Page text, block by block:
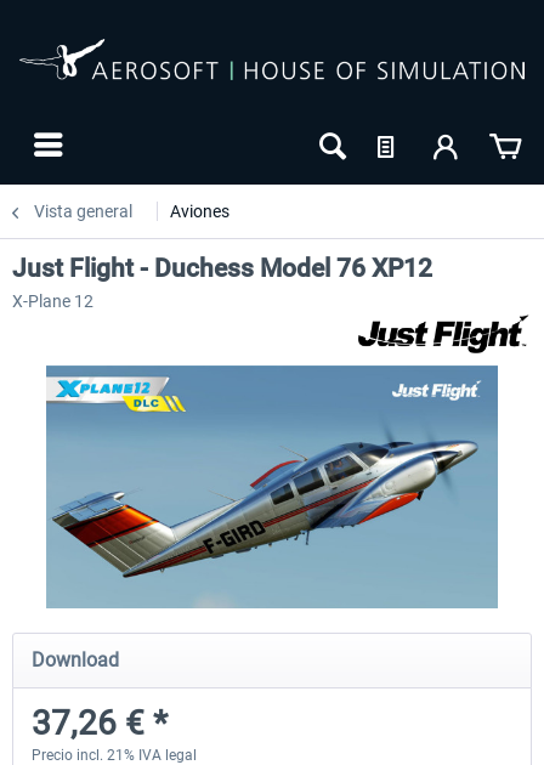
Vista general Aviones
X-Plane.org - King Air 350 XP12
54,86 € *
X-Plane.org - Cessna 172M
Just Flight - Duchess Model 76 XP12
X-Plane 12
Download
37,26 € *
Precio incl. 21% IVA legal